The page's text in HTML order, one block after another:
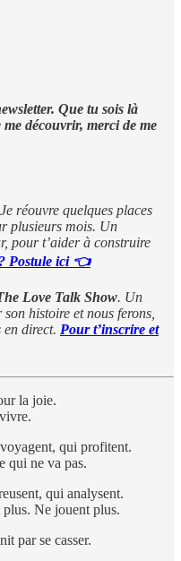
Que tu sois là
découvrir, merci de me
Je réouvre quelques places
plusieurs mois. Un
pour t’aider à construire
Postule ici 👈
Love Talk Show. Un
histoire et nous ferons,
en direct. Pour t’inscrire et
la joie.
qui profitent.
qui ne va pas.
qui analysent.
Ne jouent plus.
par se casser.